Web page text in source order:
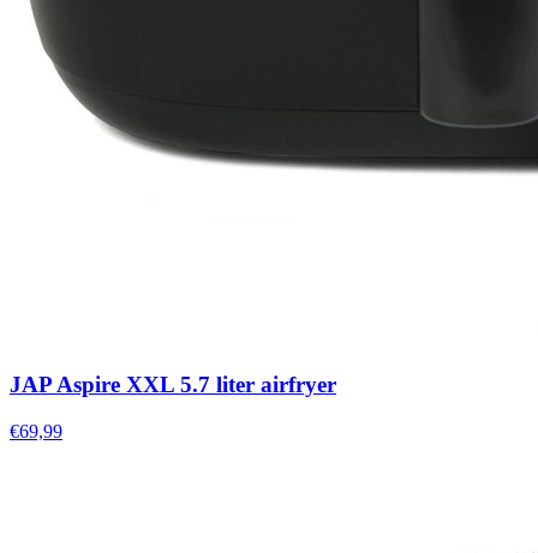
JAP Aspire XXL 5.7 liter airfryer
€69,99